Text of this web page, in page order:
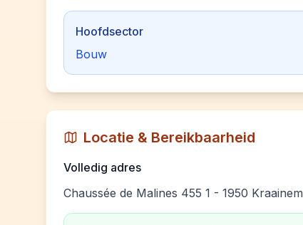
Hoofdsector
Bouw
Locatie & Bereikbaarheid
Volledig adres
Chaussée de Malines 455 1 - 1950 Kraainem